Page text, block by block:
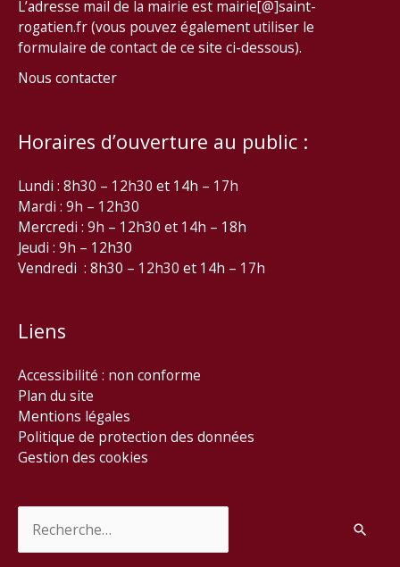
L’adresse mail de la mairie est mairie[@]saint-
rogatien.fr (vous pouvez également utiliser le
formulaire de contact de ce site ci-dessous).
Nous contacter
Horaires d’ouverture au public :
Lundi : 8h30 – 12h30 et 14h – 17h
Mardi : 9h – 12h30
Mercredi : 9h – 12h30 et 14h – 18h
Jeudi : 9h – 12h30
Vendredi : 8h30 – 12h30 et 14h – 17h
Liens
Accessibilité : non conforme
Plan du site
Mentions légales
Politique de protection des données
Gestion des cookies